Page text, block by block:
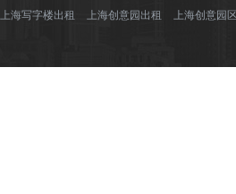
上海写字楼出租 上海创意园出租 上海创意园